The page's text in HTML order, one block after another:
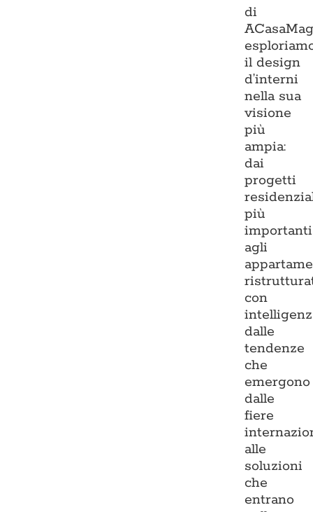
di
il design
d’interni
nella sua
visione
più
ampia:
dai
progetti
più
importanti
agli
con
dalle
tendenze
che
emergono
dalle
fiere
alle
soluzioni
che
entrano